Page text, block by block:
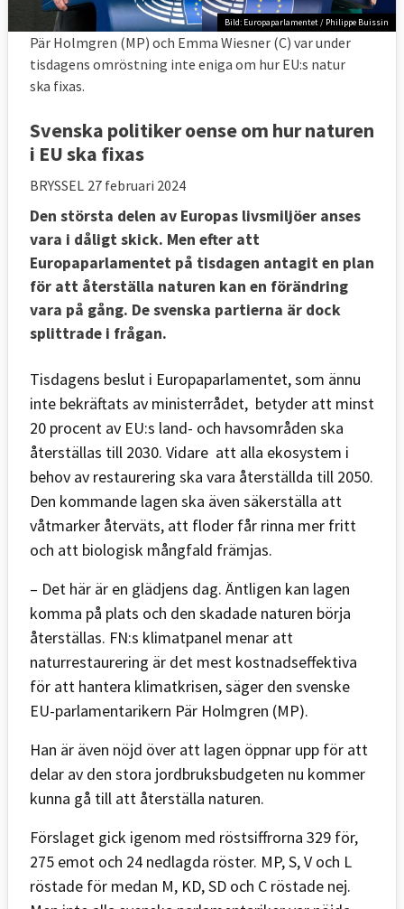
Bild: Europaparlamentet / Philippe Buissin
Pär Holmgren (MP) och Emma Wiesner (C) var under
tisdagens omröstning inte eniga om hur EU:s natur
ska fixas.
Svenska politiker oense om hur naturen
i EU ska fixas
BRYSSEL 27 februari 2024
Den största delen av Europas livsmiljöer anses
vara i dåligt skick. Men efter att
Europaparlamentet på tisdagen antagit en plan
för att återställa naturen kan en förändring
vara på gång. De svenska partierna är dock
splittrade i frågan.
Tisdagens beslut i Europaparlamentet, som ännu
inte bekräftats av ministerrådet, betyder att minst
20 procent av EU:s land- och havsområden ska
återställas till 2030. Vidare att alla ekosystem i
behov av restaurering ska vara återställda till 2050.
Den kommande lagen ska även säkerställa att
våtmarker återväts, att floder får rinna mer fritt
och att biologisk mångfald främjas.
– Det här är en glädjens dag. Äntligen kan lagen
komma på plats och den skadade naturen börja
återställas. FN:s klimatpanel menar att
naturrestaurering är det mest kostnadseffektiva
för att hantera klimatkrisen, säger den svenske
EU-parlamentarikern Pär Holmgren (MP).
Han är även nöjd över att lagen öppnar upp för att
delar av den stora jordbruksbudgeten nu kommer
kunna gå till att återställa naturen.
Förslaget gick igenom med röstsiffrorna 329 för,
275 emot och 24 nedlagda röster. MP, S, V och L
röstade för medan M, KD, SD och C röstade nej.